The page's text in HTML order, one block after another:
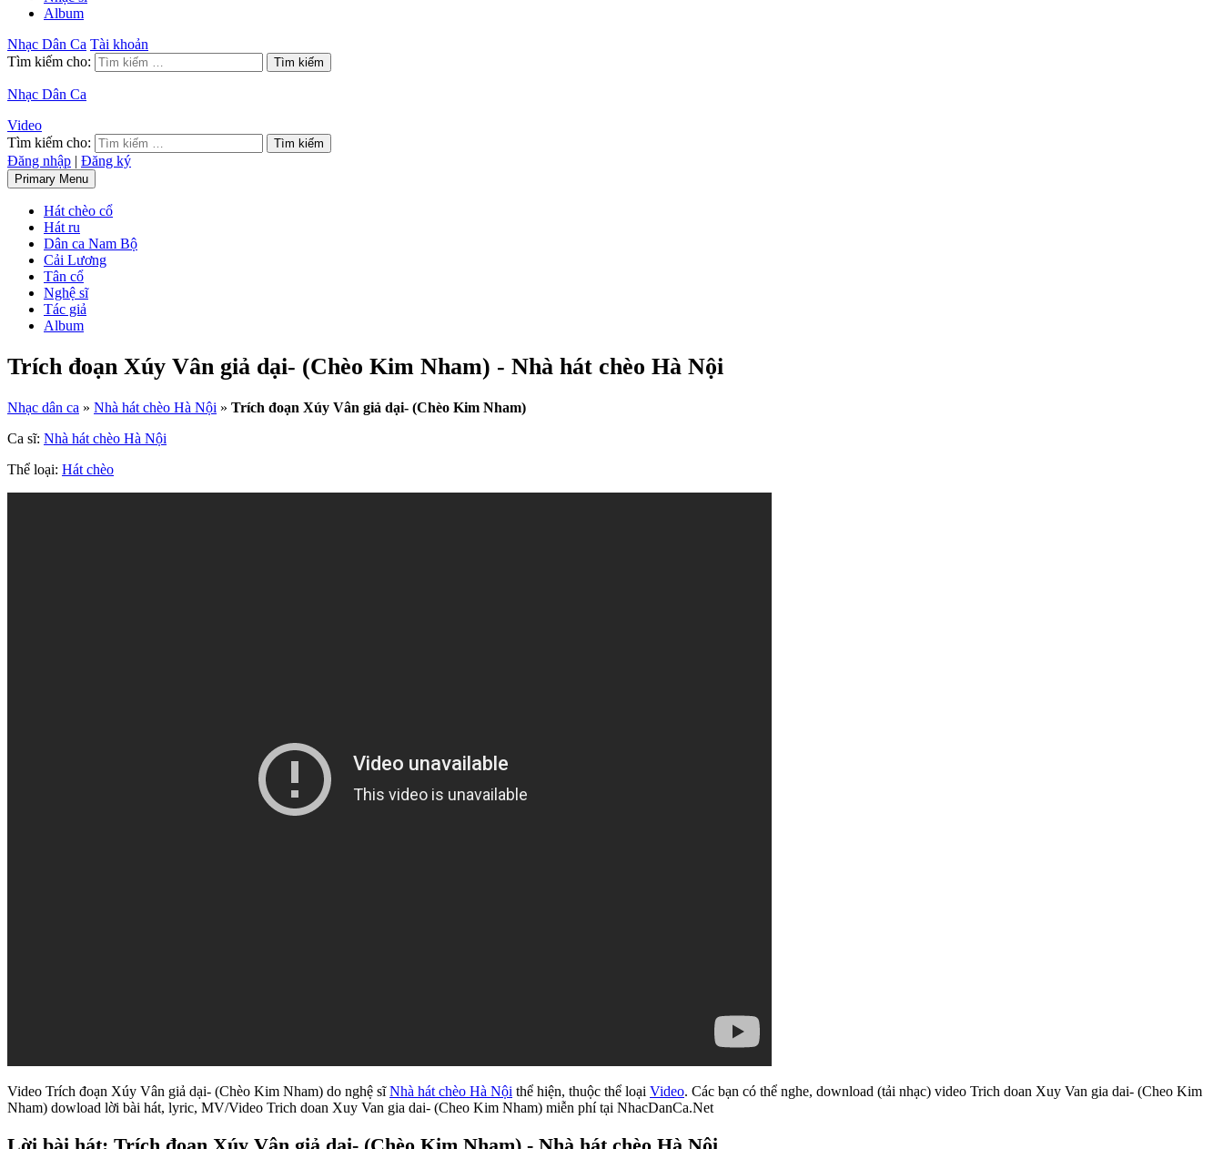
Album
Nhạc Dân Ca Tài khoản
Tìm kiếm cho:
Nhạc Dân Ca
Video
Tìm kiếm cho:
Đăng nhập | Đăng ký
Primary Menu
Hát chèo cổ
Hát ru
Dân ca Nam Bộ
Cải Lương
Tân cổ
Nghệ sĩ
Tác giả
Album
Trích đoạn Xúy Vân giả dại- (Chèo Kim Nham) - Nhà hát chèo Hà Nội
Nhạc dân ca » Nhà hát chèo Hà Nội » Trích đoạn Xúy Vân giả dại- (Chèo Kim Nham)
Ca sĩ: Nhà hát chèo Hà Nội
Thể loại: Hát chèo
Video Trích đoạn Xúy Vân giả dại- (Chèo Kim Nham) do nghệ sĩNhà hát chèo Hà Nội thể hiện, thuộc thể loại Video. Các bạn có thể nghe, download (tải nhạc) video Trich doan Xuy Van gia dai- (Cheo Kim
Nham) dowload lời bài hát, lyric, MV/Video Trich doan Xuy Van gia dai- (Cheo Kim Nham) miễn phí tại NhacDanCa.Net